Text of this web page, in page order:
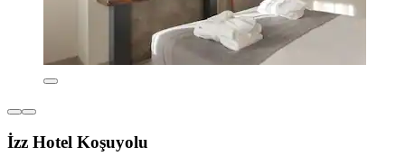
İzz Hotel Koşuyolu